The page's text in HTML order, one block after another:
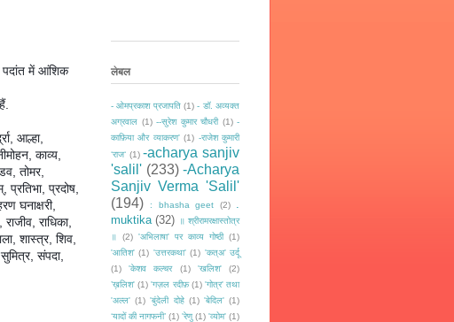
पदांत में आंशिक
आल्हा,
काव्य,
तोमर,
प्रतिभा, प्रदोष,
घनाक्षरी,
राधिका,
शास्त्र, शिव,
संपदा,
लेबल
- ओमप्रकाश प्रजापति (1) - डॉ. अव्यक्त
अग्रवाल (1) --सुरेश कुमार चौधरी (1) -
काफ़िया और व्याकरण' (1) -राजेश कुमारी
‘राज‘ (1) -acharya sanjiv
'salil' (233) -Acharya
Sanjiv Verma 'Salil'
(194)
: bhasha geet (2)
muktika (32)
॥ श्रीरामरक्षास्तोत्र
॥
(2) 'अभिलाषा' पर काव्य गोष्ठी (1)
'आतिश' (1) 'उत्तरकथा' (1) 'कत्अ' उर्दू
(1)
'केशव कल्चर (1) 'खलिश'
(2)
’ख़लिश' (1) 'गज़ल रदीफ़ (1) 'गोत्र' तथा
'अल्ल' (1) 'बुंदेली दोहे (1) 'बेदिल' (1)
‘यादों की नागफनी’ (1) 'रेणु (1) 'व्योम' (1)